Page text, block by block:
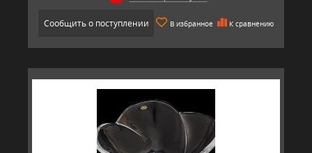
Сообщить о поступлении В избранное К сравнению